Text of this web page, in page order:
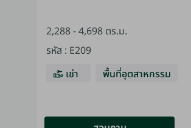
2,288 - 4,698 ตร.ม.
รหัส : E209
เช่า
พื้นที่อุตสาหกรรม